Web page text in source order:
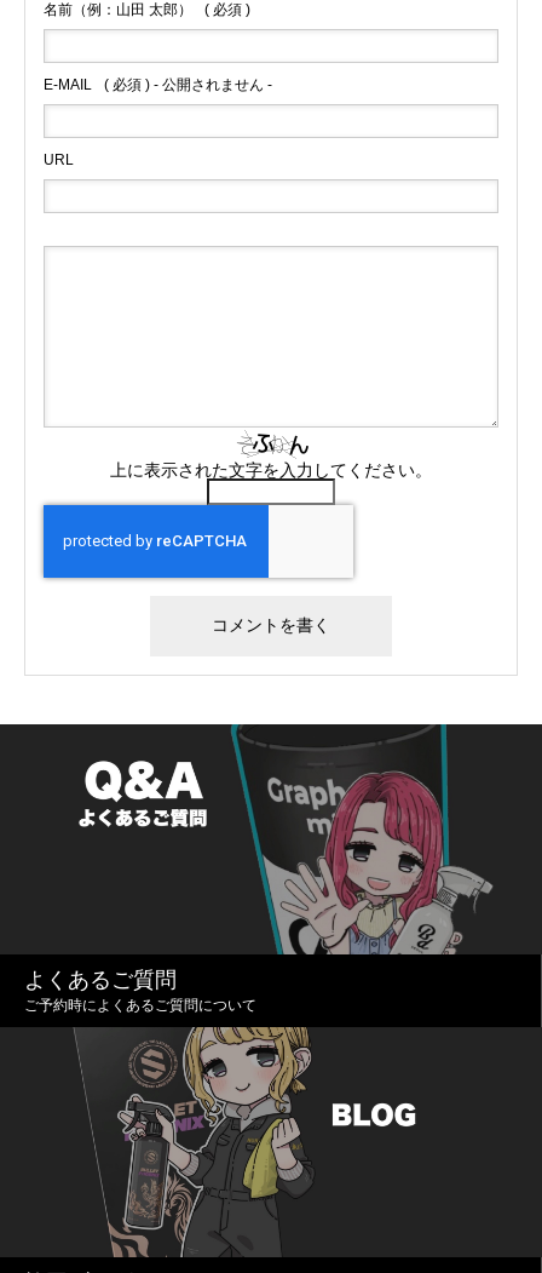
名前（例：山田 太郎） ( 必須 )
E-MAIL ( 必須 ) - 公開されません -
URL
上に表示された文字を入力してください。
よくあるご質問
ご予約時によくあるご質問について